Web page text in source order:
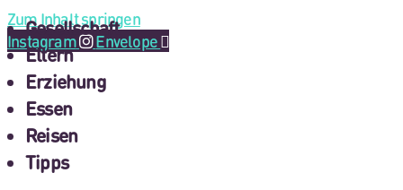
Zum Inhalt springen
Instagram
Envelope
Gesellschaft
Eltern
Erziehung
Essen
Reisen
Tipps